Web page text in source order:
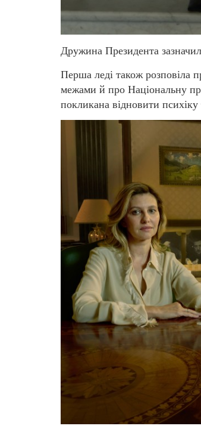
Дружина Президента
Перша леді також розповіла
межами й про Національну
покликана відновити